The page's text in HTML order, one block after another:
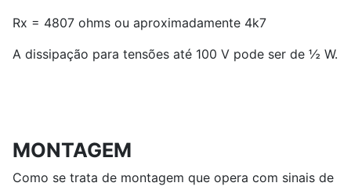
Rx = 4807 ohms ou aproximadamente 4k7
A dissipação para tensões até 100 V pode ser de ½ W.
MONTAGEM
Como se trata de montagem que opera com sinais de